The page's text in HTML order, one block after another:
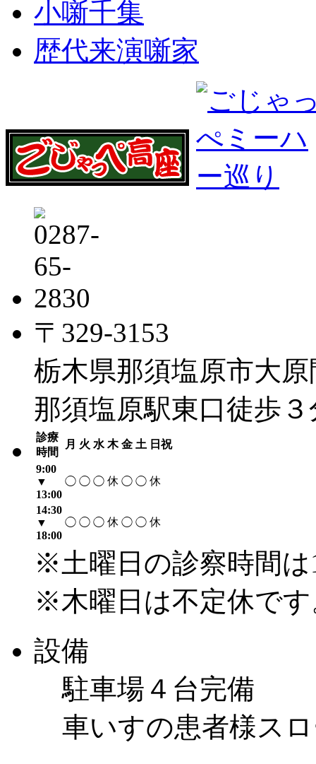
小噺千集
歴代来演噺家
〒329-3153
栃木県那須塩原市大原
那須塩原駅東口徒歩３
診療
時間
月 火 水 木 金 土 日祝
9:00
▼
13:00
◯ ◯ ◯ 休 ◯ ◯ 休
14:30
▼
18:00
◯ ◯ ◯ 休 ◯ ◯ 休
※土曜日の診察時間
※木曜日は不定休で
設備
駐車場４台完備
車いすの患者様ス